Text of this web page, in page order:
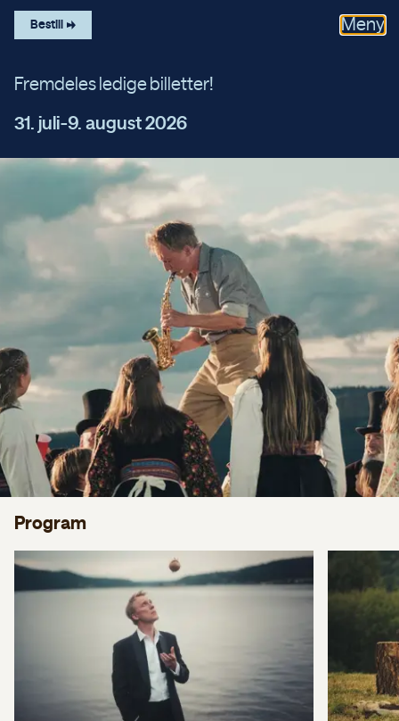
Bestill Meny
Peér
Gynt
31. juli-9. august 2026
Fremdeles ledige billetter!
Program